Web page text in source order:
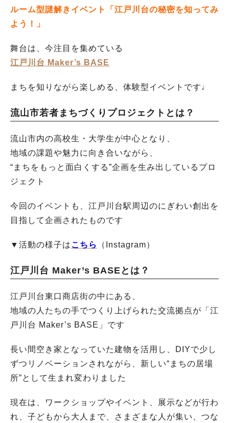
ルーム型謎解きイベント「江戸川台の秘密を知ってみ
よう！」
舞台は、今注目を集めている
江戸川台 Maker’s BASE
まちを知りながら楽しめる、体験型イベントです♩
流山市若者まちづくりプロジェクトとは？
流山市内の高校生・大学生が中心となり、
地域の課題や魅力に向き合いながら、
“まちをもっと面白くする”企画を生み出しているプロ
ジェクト
今回のイベントも、江戸川台駅周辺のにぎわい創出を
目指して企画されたものです
▼活動の様子はこちら （Instagram）
江戸川台 Maker’s BASEとは？
江戸川台東口商店街の中にある、
地域の人たちの手でつくり上げられた交流拠点が「江
戸川台 Maker’s BASE」です
長い間空き家となっていた建物を活用し、DIYで少し
ずつリノベーションされながら、新しい“まちの居場
所”として生まれ変わりました
現在は、ワークショップやイベント、展示などが行わ
れ、子どもから大人まで、さまざまな人が集い、つな